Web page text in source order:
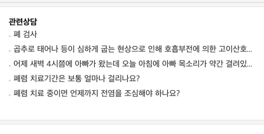
관련상담
폐 검사
곱추로 태어나 등이 심하게 굽는 현상으로 인해 호흡부전에 의한 고이산호탄소혈증이 발생한다
어제 새벽 4시쯤에 아빠가 왔는데 오늘 아침에 아빠 목소리가 약간 결려있더군요. 목소리
폐렴 치료기간은 보통 얼마나 걸리나요?
폐렴 치료 중이면 언제까지 전염을 조심해야 하나요?